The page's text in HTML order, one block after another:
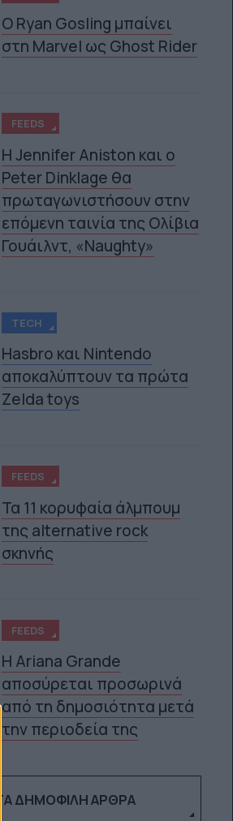
Ο Ryan Gosling μπαίνει
στη Marvel ως Ghost Rider
FEEDS
Η Jennifer Aniston και ο
Peter Dinklage θα
πρωταγωνιστήσουν στην
επόμενη ταινία της Ολίβια
Γουάιλντ, «Naughty»
TECH
Hasbro και Nintendo
αποκαλύπτουν τα πρώτα
Zelda toys
FEEDS
Τα 11 κορυφαία άλμπουμ
της alternative rock
σκηνής
FEEDS
Η Ariana Grande
αποσύρεται προσωρινά
από τη δημοσιότητα μετά
την περιοδεία της
ΤΑ ΔΗΜΟΦΙΛΉ ΆΡΘΡΑ